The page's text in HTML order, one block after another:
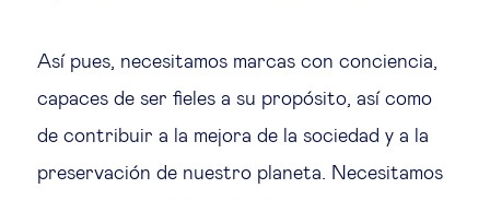
Así pues, necesitamos marcas con conciencia,
capaces de ser fieles a su propósito, así como
de contribuir a la mejora de la sociedad y a la
preservación de nuestro planeta. Necesitamos